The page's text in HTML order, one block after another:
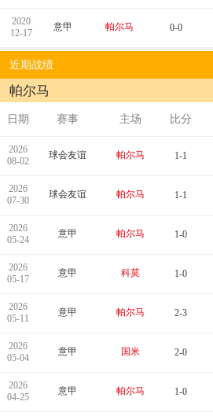
2020
12-17
意甲 帕尔马 0-0
近期战绩
帕尔马
日期 赛事 主场 比分
2026
08-02
球会友谊 帕尔马 1-1
2026
07-30
球会友谊 帕尔马 1-1
2026
05-24
意甲 帕尔马 1-0
2026
05-17
意甲 科莫 1-0
2026
05-11
意甲 帕尔马 2-3
2026
05-04
意甲 国米 2-0
2026
04-25
意甲 帕尔马 1-0